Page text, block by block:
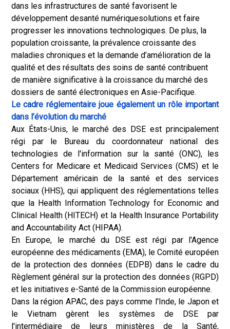
dans les infrastructures de santé favorisent le
développement desanté numériquesolutions et faire
progresser les innovations technologiques. De plus, la
population croissante, la prévalence croissante des
maladies chroniques et la demande d’amélioration de la
qualité et des résultats des soins de santé contribuent
de manière significative à la croissance du marché des
dossiers de santé électroniques en Asie-Pacifique.
Le cadre réglementaire joue également un rôle important
dans l’évolution du marché
Aux États-Unis, le marché des DSE est principalement
régi par le Bureau du coordonnateur national des
technologies de l'information sur la santé (ONC), les
Centers for Medicare et Medicaid Services (CMS) et le
Département américain de la santé et des services
sociaux (HHS), qui appliquent des réglementations telles
que la Health Information Technology for Economic and
Clinical Health (HITECH) et la Health Insurance Portability
and Accountability Act (HIPAA).
En Europe, le marché du DSE est régi par l'Agence
européenne des médicaments (EMA), le Comité européen
de la protection des données (EDPB) dans le cadre du
Règlement général sur la protection des données (RGPD)
et les initiatives e-Santé de la Commission européenne.
Dans la région APAC, des pays comme l'Inde, le Japon et
le Vietnam gèrent les systèmes de DSE par
l'intermédiaire de leurs ministères de la Santé,